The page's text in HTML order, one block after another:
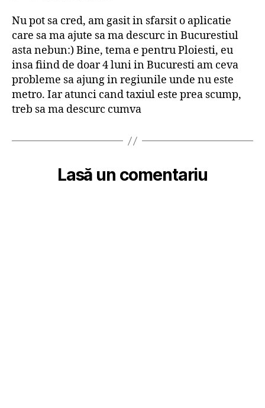
Nu pot sa cred, am gasit in sfarsit o aplicatie
care sa ma ajute sa ma descurc in Bucurestiul
asta nebun:) Bine, tema e pentru Ploiesti, eu
insa fiind de doar 4 luni in Bucuresti am ceva
probleme sa ajung in regiunile unde nu este
metro. Iar atunci cand taxiul este prea scump,
treb sa ma descurc cumva
Lasă un comentariu